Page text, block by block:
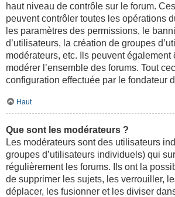
haut niveau de contrôle sur le forum.
peuvent contrôler toutes les opérations
les paramètres des permissions, le
d’utilisateurs, la création de groupes
modérateurs, etc. Ils peuvent également
modérer l’ensemble des forums. Tout
configuration effectuée par le fondateur
Haut
Que sont les modérateurs ?
Les modérateurs sont des utilisateurs
groupes d’utilisateurs individuels) qui
régulièrement les forums. Ils ont la
de supprimer les sujets, les verrouiller,
déplacer, les fusionner et les diviser